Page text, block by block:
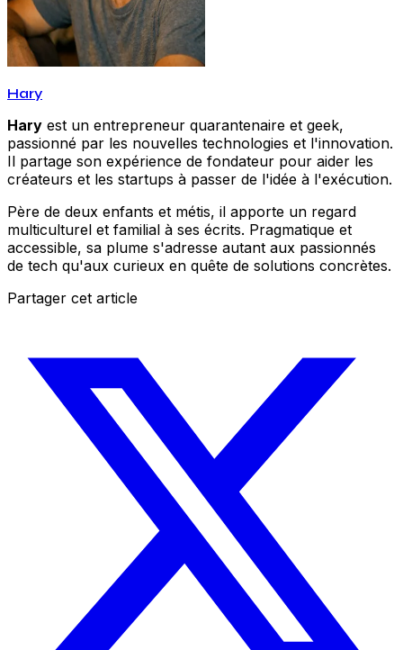
Hary
Hary est un entrepreneur quarantenaire et geek,
passionné par les nouvelles technologies et l'innovation.
Il partage son expérience de fondateur pour aider les
créateurs et les startups à passer de l'idée à l'exécution.
Père de deux enfants et métis, il apporte un regard
multiculturel et familial à ses écrits. Pragmatique et
accessible, sa plume s'adresse autant aux passionnés
de tech qu'aux curieux en quête de solutions concrètes.
Partager cet article